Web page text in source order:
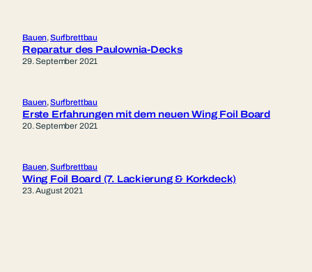
Bauen, Surfbrettbau
Reparatur des Paulownia-Decks
29. September 2021
Bauen, Surfbrettbau
Erste Erfahrungen mit dem neuen Wing Foil Board
20. September 2021
Bauen, Surfbrettbau
Wing Foil Board (7. Lackierung & Korkdeck)
23. August 2021